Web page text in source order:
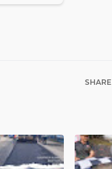
SHARE